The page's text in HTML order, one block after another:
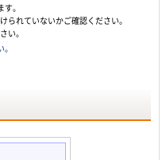
。
れていないかご確認ください。
い。